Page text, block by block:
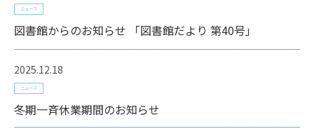
ニュース
図書館からのお知らせ 「図書館だより 第40号」
2025.12.18
ニュース
冬期一斉休業期間のお知らせ